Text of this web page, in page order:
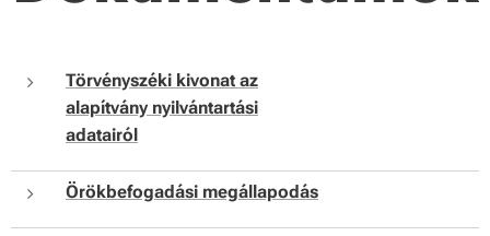
Törvényszéki kivonat az
alapítvány nyilvántartási
adatairól
Örökbefogadási megállapodás